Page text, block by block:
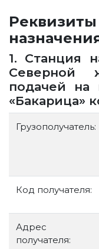
1. Станция
Северной
подачей на
«Бакарица»
Грузополучатель:
Код получателя:
Адрес
получателя: